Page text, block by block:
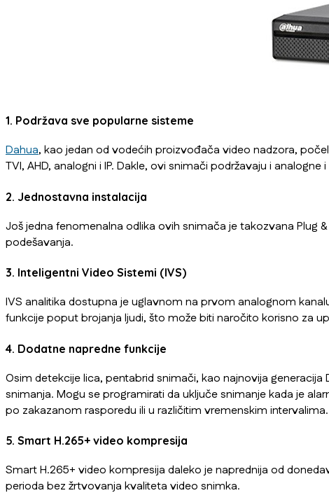
1. Podržava sve popularne sisteme
Dahua, kao jedan od vodećih proizvođača video nadzora,
TVI, AHD, analogni i IP. Dakle, ovi snimači podržavaju i
2. Jednostavna instalacija
Još jedna fenomenalna odlika ovih snimača je takozvana Plug
podešavanja.
3. Inteligentni Video Sistemi (IVS)
IVS analitika dostupna je uglavnom na prvom analognom
funkcije poput brojanja ljudi, što može biti naročito korisno za
4. Dodatne napredne funkcije
Osim detekcije lica, pentabrid snimači, kao najnovija
snimanja. Mogu se programirati da uključe snimanje kada je
po zakazanom rasporedu ili u različitim vremenskim
5. Smart H.265+ video kompresija
Smart H.265+ video kompresija daleko je naprednija od
perioda bez žrtvovanja kvaliteta video snimka.